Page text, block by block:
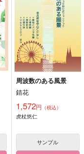
周波数のある風景
錆花
1,572円 （税込）
虎杖悠仁
サンプル